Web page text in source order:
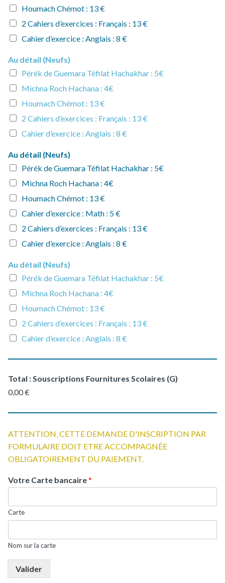
Houmach Chémot : 13 €
2 Cahiers d’exercices : Français : 13 €
Cahier d’exercice : Anglais : 8 €
Au détail (Neufs)
Pérék de Guemara Téfilat Hachakhar : 5€
Michna Roch Hachana : 4€
Houmach Chémot : 13 €
2 Cahiers d’exercices : Français : 13 €
Cahier d’exercice : Anglais : 8 €
Au détail (Neufs)
Pérék de Guemara Téfilat Hachakhar : 5€
Michna Roch Hachana : 4€
Houmach Chémot : 13 €
Cahier d’exercice : Math : 5 €
2 Cahiers d’exercices : Français : 13 €
Cahier d’exercice : Anglais : 8 €
Au détail (Neufs)
Pérék de Guemara Téfilat Hachakhar : 5€
Michna Roch Hachana : 4€
Houmach Chémot : 13 €
2 Cahiers d’exercices : Français : 13 €
Cahier d’exercice : Anglais : 8 €
Total : Souscriptions Fournitures Scolaires (G)
0,00 €
ATTENTION, CETTE DEMANDE D'INSCRIPTION PAR
FORMULAIRE DOIT ETRE ACCOMPAGNÉE
OBLIGATOIREMENT DU PAIEMENT.
Votre Carte bancaire*
Carte
Nom sur la carte
Valider